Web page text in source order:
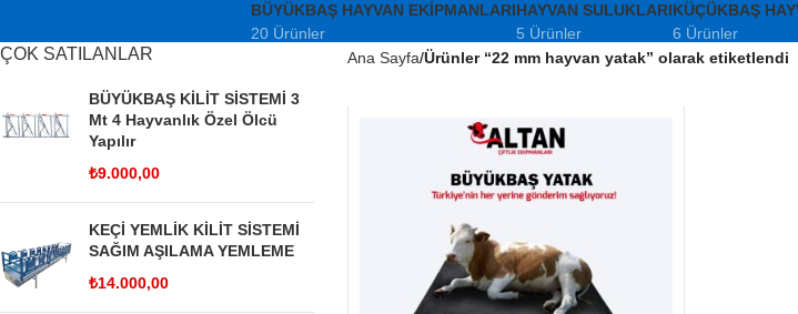
BÜYÜKBAŞ HAYVAN EKIPMANLARI
20 Ürünler
HAYVAN SULUKLARI
5 Ürünler
KÜÇÜKBAŞ
6 Ürünler
ÇOK SATILANLAR
BÜYÜKBAŞ KİLİT SİSTEMİ 3
Mt 4 Hayvanlık Özel Ölcü
Yapılır
₺9.000,00
KEÇİ YEMLİK KİLİT SİSTEMİ
SAĞIM AŞILAMA YEMLEME
₺14.000,00
Ana Sayfa Ürünler “22 mm hayvan yatak” olarak etiketlendi